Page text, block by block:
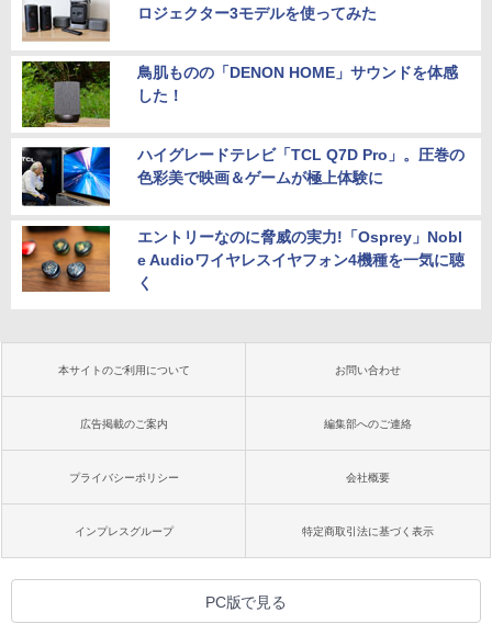
ロジェクター3モデルを使ってみた
鳥肌ものの「DENON HOME」サウンドを体感
した！
ハイグレードテレビ「TCL Q7D Pro」。圧巻の
色彩美で映画＆ゲームが極上体験に
エントリーなのに脅威の実力!「Osprey」Nobl
e Audioワイヤレスイヤフォン4機種を一気に聴
く
本サイトのご利用について お問い合わせ
広告掲載のご案内 編集部へのご連絡
プライバシーポリシー 会社概要
インプレスグループ 特定商取引法に基づく表示
PC版で見る